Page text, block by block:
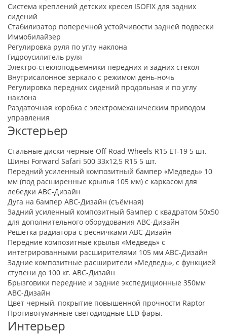
Система креплений детских кресел ISOFIX для задних
сидений
Стабилизатор поперечной устойчивости задней подвески
Иммобилайзер
Регулировка руля по углу наклона
Гидроусилитель руля
Электро-стеклоподъёмники передних и задних стекол
Внутрисалонное зеркало с режимом день-ночь
Регулировка передних сидений продольная и по углу
наклона
Раздаточная коробка с электромеханическим приводом
управления
Экстерьер
Стальные диски чёрные Off Road Wheels R15 ET-19 5 шт.
Шины Forward Safari 500 33х12,5 R15 5 шт.
Передний усиленный композитный бампер «Медведь» 10
мм (под расширенные крылья 105 мм) с каркасом для
лебедки АВС-Дизайн
Дуга на бампер АВС-Дизайн (съёмная)
Задний усиленный композитный бампер с квадратом 50х50
для дополнительного оборудования АВС-Дизайн
Решетка радиатора с ресничками АВС-Дизайн
Передние композитные крылья «Медведь» с
интегрированными расширителями 105 мм АВС-Дизайн
Задние композитные расширители «Медведь», с функцией
ступени до 100 кг. АВС-Дизайн
Брызговики передние и задние экспедиционные 350мм
АВС-Дизайн
Цвет черный, покрытие повышенной прочности Raptor
Противотуманные светодиодные LED фары.
Интерьер